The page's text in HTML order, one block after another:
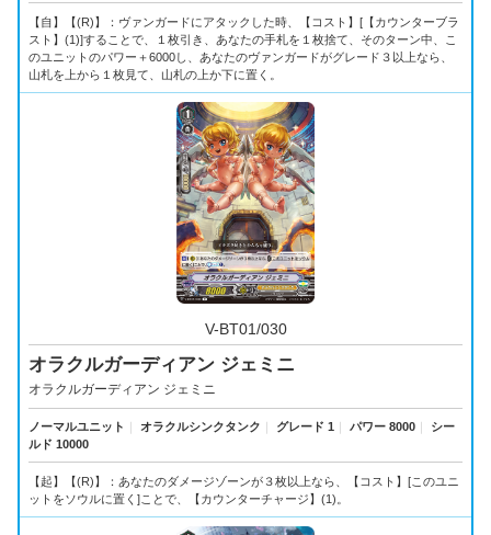
【自】【(R)】：ヴァンガードにアタックした時、【コスト】[【カウンターブラ
スト】(1)]することで、１枚引き、あなたの手札を１枚捨て、そのターン中、こ
のユニットのパワー＋6000し、あなたのヴァンガードがグレード３以上なら、
山札を上から１枚見て、山札の上か下に置く。
V-BT01/030
オラクルガーディアン ジェミニ
オラクルガーディアン ジェミニ
ノーマルユニット ｜ オラクルシンクタンク ｜ グレード 1 ｜ パワー 8000 ｜
シー
ルド 10000
【起】【(R)】：あなたのダメージゾーンが３枚以上なら、【コスト】[このユニ
ットをソウルに置く]ことで、【カウンターチャージ】(1)。